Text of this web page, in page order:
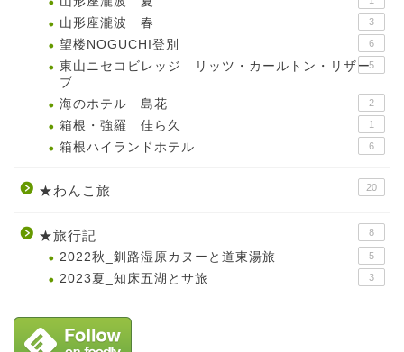
山形座瀧波 春 3
望楼NOGUCHI登別 6
東山ニセコビレッジ リッツ・カールトン・リザー
ブ
5
海のホテル 島花 2
箱根・強羅 佳ら久 1
箱根ハイランドホテル 6
★わんこ旅 20
★旅行記 8
2022秋_釧路湿原カヌーと道東湯旅 5
2023夏_知床五湖とサ旅 3